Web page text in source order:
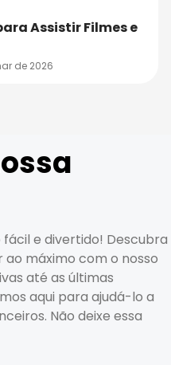
Assistir Filmes e
de 2026
e divertido! Descubra
máximo com o nosso
até as últimas
aqui para ajudá-lo a
Não deixe essa